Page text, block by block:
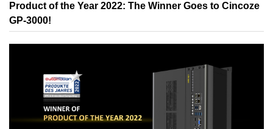
Product of the Year 2022: The Winner Goes to Cincoze
GP-3000!